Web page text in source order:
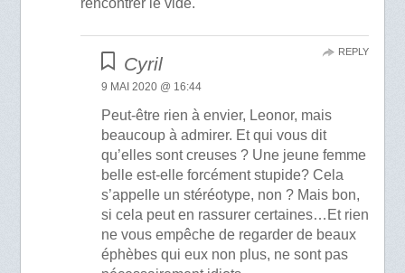
rencontrer le vide.
Cyril
9 MAI 2020 @ 16:44
Peut-être rien à envier, Leonor, mais
beaucoup à admirer. Et qui vous dit
qu’elles sont creuses ? Une jeune femme
belle est-elle forcément stupide? Cela
s’appelle un stéréotype, non ? Mais bon,
si cela peut en rassurer certaines…Et rien
ne vous empêche de regarder de beaux
éphèbes qui eux non plus, ne sont pas
REPLY